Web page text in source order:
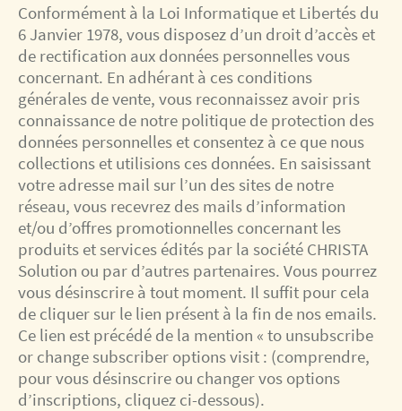
Conformément à la Loi Informatique et Libertés du
6 Janvier 1978, vous disposez d’un droit d’accès et
de rectification aux données personnelles vous
concernant. En adhérant à ces conditions
générales de vente, vous reconnaissez avoir pris
connaissance de notre politique de protection des
données personnelles et consentez à ce que nous
collections et utilisions ces données. En saisissant
votre adresse mail sur l’un des sites de notre
réseau, vous recevrez des mails d’information
et/ou d’offres promotionnelles concernant les
produits et services édités par la société CHRISTA
Solution ou par d’autres partenaires. Vous pourrez
vous désinscrire à tout moment. Il suffit pour cela
de cliquer sur le lien présent à la fin de nos emails.
Ce lien est précédé de la mention « to unsubscribe
or change subscriber options visit : (comprendre,
pour vous désinscrire ou changer vos options
d’inscriptions, cliquez ci-dessous).